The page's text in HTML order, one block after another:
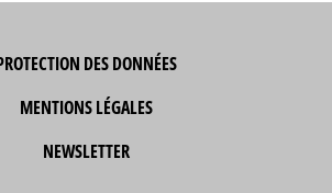
DES DONNÉES
MENTIONS LÉGALES
NEWSLETTER